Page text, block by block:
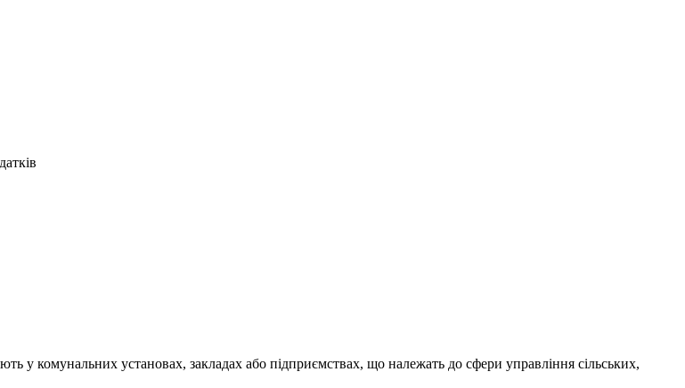
у комунальних установах, закладах або підприємствах, що належать до сфери управління сільських,